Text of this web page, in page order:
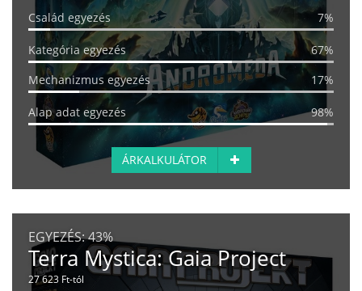
Család egyezés 7%
Kategória egyezés
67%
Mechanizmus egyezés
17%
Alap adat egyezés 98%
ÁRKALKULÁTOR
EGYEZÉS:43%
Terra Mystica: Gaia Project
27 623 Ft-tól